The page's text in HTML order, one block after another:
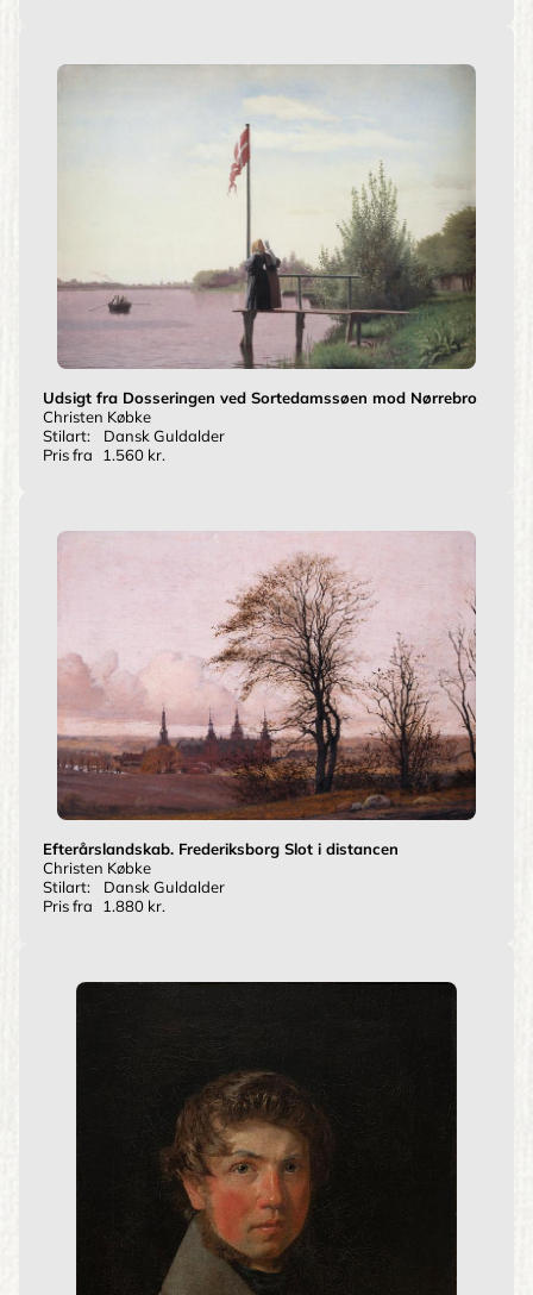
Udsigt fra Dosseringen ved Sortedamssøen mod Nørrebro
Christen Købke
Stilart:
Dansk Guldalder
Pris fra
1.560 kr.
Efterårslandskab. Frederiksborg Slot i distancen
Christen Købke
Stilart:
Dansk Guldalder
Pris fra
1.880 kr.